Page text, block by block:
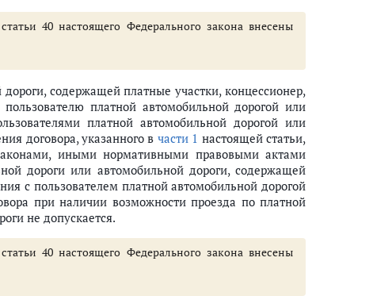
40 настоящего Федерального закона внесены
содержащей платные участки, концессионер,
платной автомобильной дорогой или
платной автомобильной дорогой или
договора, указанного в части 1 настоящей статьи,
иными нормативными правовыми актами
дороги или автомобильной дороги, содержащей
с пользователем платной автомобильной дорогой
при наличии возможности проезда по платной
не допускается.
40 настоящего Федерального закона внесены